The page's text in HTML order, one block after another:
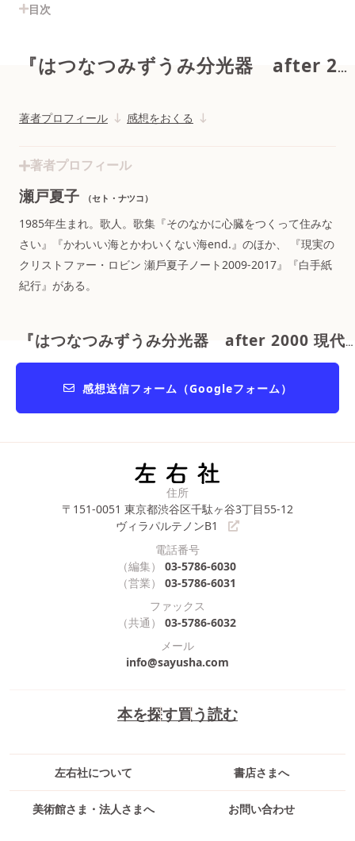
目次
『はつなつみずうみ分光器 after 2000 現代短歌クロニクル』
著者プロフィール 感想をおくる
著者プロフィール
瀬戸夏子 （セト・ナツコ）
1985年生まれ。歌人。歌集『そのなかに心臓をつくって住みな
さい』『かわいい海とかわいくない海end.』のほか、 『現実の
クリストファー・ロビン 瀬戶夏子ノート2009-2017』『白手紙
紀行』がある。
『はつなつみずうみ分光器 after 2000 現代短歌クロニクル』
感想送信フォーム（Googleフォーム）
本を探す買う読む
左右社について 書店さまへ
美術館さま・法人さまへ お問い合わせ
住所
〒151-0051 東京都渋谷区千駄ヶ谷3丁目55-12
ヴィラパルテノンB1
電話番号
（編集）
03-5786-6030
（営業）
03-5786-6031
ファックス
（共通）
03-5786-6032
メール
info@sayusha.com